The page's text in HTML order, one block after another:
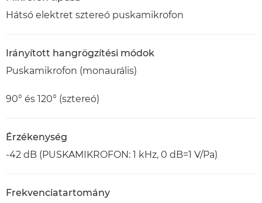
Hátsó elektret sztereó puskamikrofon
Irányított hangrögzítési módok
Puskamikrofon (monaurális)
90° és 120° (sztereó)
Érzékenység
-42 dB (PUSKAMIKROFON: 1 kHz, 0 dB=1 V/Pa)
Frekvenciatartomány